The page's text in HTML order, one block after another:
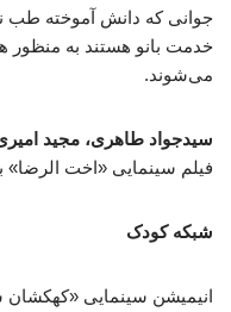
جوانی که دانش آموخته طب
خدمت بانو هستند به منظور
می‌شوند.
سیدجواد طاهری، مجید
فیلم سینمایی «اخت الرضا»
شبکه کودک
انیمیشن سینمایی «کهکشان